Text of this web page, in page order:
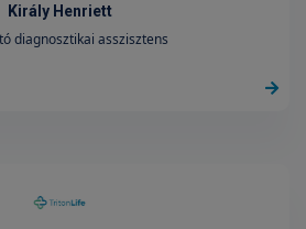
Király Henriett
diagnosztikai asszisztens